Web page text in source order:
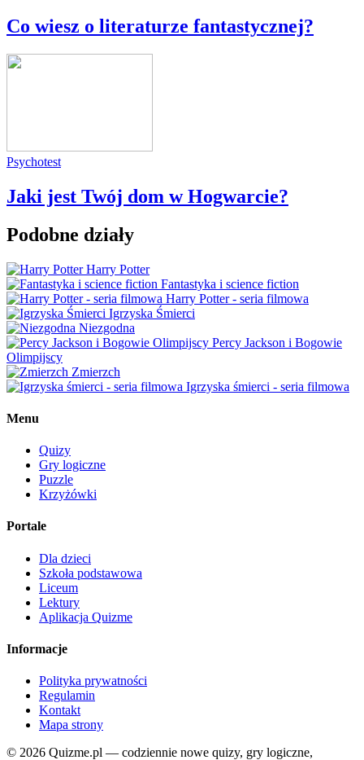
Co wiesz o literaturze fantastycznej?
Psychotest
Jaki jest Twój dom w Hogwarcie?
Podobne działy
Harry Potter
Fantastyka i science fiction
Harry Potter - seria filmowa
Igrzyska Śmierci
Niezgodna
Percy Jackson i Bogowie
Olimpijscy
Zmierzch
Igrzyska śmierci - seria filmowa
Menu
Quizy
Gry logiczne
Puzzle
Krzyżówki
Portale
Dla dzieci
Szkoła podstawowa
Liceum
Lektury
Aplikacja Quizme
Informacje
Polityka prywatności
Regulamin
Kontakt
Mapa strony
© 2026 Quizme.pl — codziennie nowe quizy, gry logiczne,